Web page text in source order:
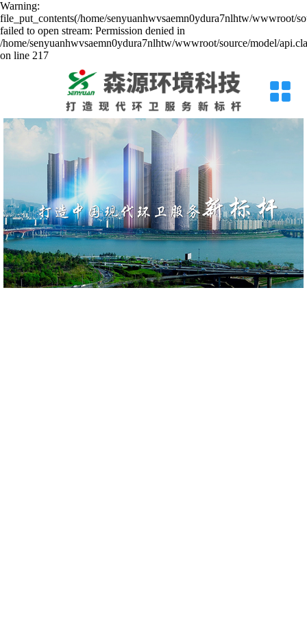
Warning:
file_put_contents(/home/senyuanhwvsaemn0ydura7nlhtw/wwwroot/
failed to open stream: Permission denied in
/home/senyuanhwvsaemn0ydura7nlhtw/wwwroot/source/model/
on line 217